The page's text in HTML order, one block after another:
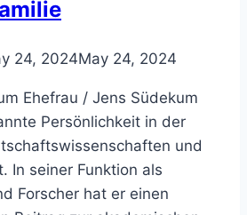
24, 2024May 24, 2024
Ehefrau / Jens Südekum
Persönlichkeit in der
und
In seiner Funktion als
Forscher hat er einen